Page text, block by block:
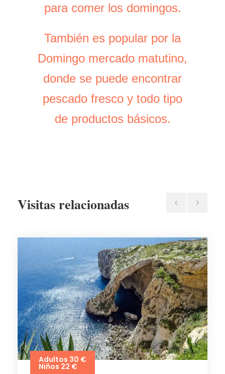
para comer los domingos.
También es popular por la
Domingo mercado matutino,
donde se puede encontrar
pescado fresco y todo tipo
de productos básicos.
para comer los domingos.
También es popular por la
Domingo
mercado matutino,
donde se puede encontrar
pescado fresco y todo tipo
de productos básicos.
Visitas relacionadas
Adultos 30 €
Niños 22 €